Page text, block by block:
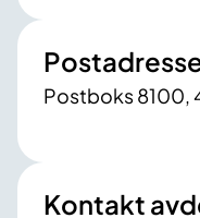
Postboks 8100,
Kontakt